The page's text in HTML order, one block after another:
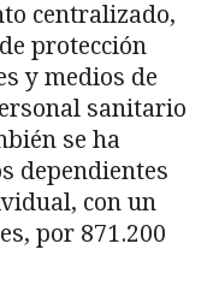
centralizado,
protección
y medios de
sanitario
se ha
dependientes
con un
por 871.200